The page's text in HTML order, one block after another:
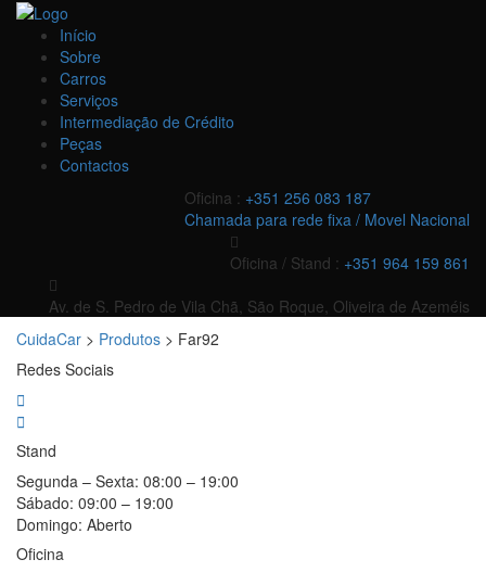
Início
Sobre
Carros
Serviços
Intermediação de Crédito
Peças
Contactos
Oficina : +351 256 083 187
Chamada para rede fixa / Movel Nacional
Oficina / Stand : +351 964 159 861
Av. de S. Pedro de Vila Chã, São Roque, Oliveira de Azeméis
CuidaCar > Produtos > Far92
Redes Sociais
Stand
Segunda – Sexta: 08:00 – 19:00
Sábado: 09:00 – 19:00
Domingo: Aberto
Oficina